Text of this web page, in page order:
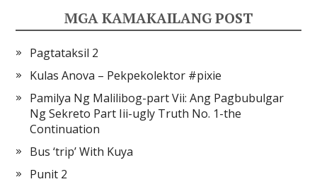
MGA KAMAKAILANG POST
Pagtataksil 2
Kulas Anova – Pekpekolektor #pixie
Pamilya Ng Malilibog-part Vii: Ang Pagbubulgar
Ng Sekreto Part Iii-ugly Truth No. 1-the
Continuation
Bus ‘trip’ With Kuya
Punit 2